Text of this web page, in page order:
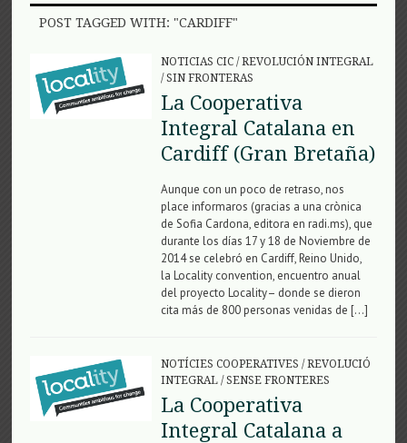
POST TAGGED WITH: "CARDIFF"
NOTICIAS CIC/REVOLUCIÓN INTEGRAL
/SIN FRONTERAS
La Cooperativa
Integral Catalana en
Cardiff (Gran Bretaña)
Aunque con un poco de retraso, nos
place informaros (gracias a una crònica
de Sofia Cardona, editora en radi.ms), que
durante los días 17 y 18 de Noviembre de
2014 se celebró en Cardiff, Reino Unido,
la Locality convention, encuentro anual
del proyecto Locality– donde se dieron
cita más de 800 personas venidas de […]
NOTÍCIES COOPERATIVES /REVOLUCIÓ
INTEGRAL/SENSE FRONTERES
La Cooperativa
Integral Catalana a